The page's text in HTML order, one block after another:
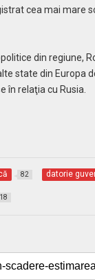
cea mai mare
din regiune,
state din Europa
în relaţia cu Rusia.
82 datorie
18